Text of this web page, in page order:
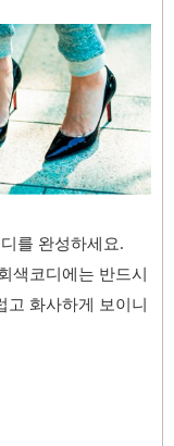
를 완성하세요.
색코디에는 반드시
고 화사하게 보이니